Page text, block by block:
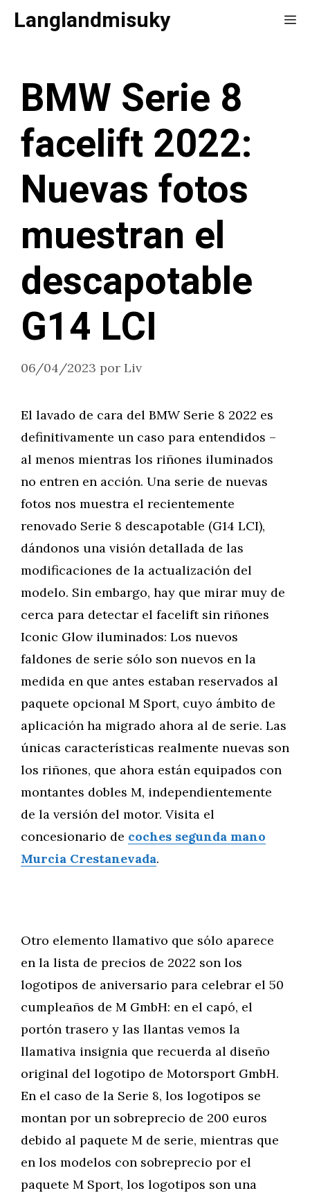
SaltarLanglandmisuky
BMW Serie 8
facelift 2022:
Nuevas fotos
muestran el
descapotable
G14 LCI
06/04/2023 por Liv
El lavado de cara del BMW Serie 8 2022 es
definitivamente un caso para entendidos –
al menos mientras los riñones iluminados
no entren en acción. Una serie de nuevas
fotos nos muestra el recientemente
renovado Serie 8 descapotable (G14 LCI),
dándonos una visión detallada de las
modificaciones de la actualización del
modelo. Sin embargo, hay que mirar muy de
cerca para detectar el facelift sin riñones
Iconic Glow iluminados: Los nuevos
faldones de serie sólo son nuevos en la
medida en que antes estaban reservados al
paquete opcional M Sport, cuyo ámbito de
aplicación ha migrado ahora al de serie. Las
únicas características realmente nuevas son
los riñones, que ahora están equipados con
montantes dobles M, independientemente
de la versión del motor. Visita el
concesionario de coches segunda mano
Murcia Crestanevada.
Otro elemento llamativo que sólo aparece
en la lista de precios de 2022 son los
logotipos de aniversario para celebrar el 50
cumpleaños de M GmbH: en el capó, el
portón trasero y las llantas vemos la
llamativa insignia que recuerda al diseño
original del logotipo de Motorsport GmbH.
En el caso de la Serie 8, los logotipos se
montan por un sobreprecio de 200 euros
debido al paquete M de serie, mientras que
en los modelos con sobreprecio por el
paquete M Sport, los logotipos son una